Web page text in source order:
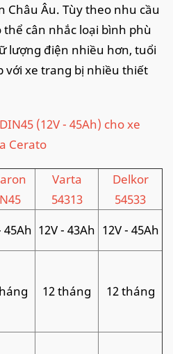
Châu Âu. Tùy theo nhu cầu
cân nhắc loại bình phù
lượng điện nhiều hơn, tuổi
với xe trang bị nhiều thiết
(12V - 45Ah) cho xe
Cerato
Varta
54313
Delkor
54533
45Ah 12V - 43Ah 12V - 45Ah
12 tháng 12 tháng